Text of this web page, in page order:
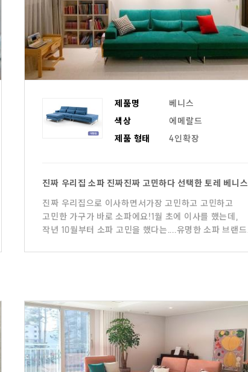
제품명
베니스
색상
에메랄드
제품 형태
4인확장
진짜 우리집 소파 진짜진짜 고민하다 선택한 토레 베니스
진짜 우리집으로 이사하면서가장 고민하고 고민하고
고민한 가구가 바로 소파에요!​1월 초에 이사를 했는데,
작년 10월부터 소파 고민을 했다는....​유명한 소파 브랜드